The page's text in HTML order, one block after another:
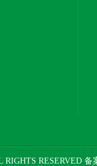
RESERVED 备